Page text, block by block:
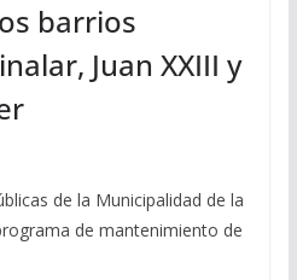
barrios
Juan XXIII y
de la Municipalidad de la
de mantenimiento de